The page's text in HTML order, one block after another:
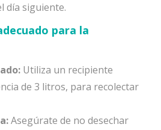
día siguiente.
para la
Utiliza un recipiente
de 3 litros, para recolectar
Asegúrate de no desechar